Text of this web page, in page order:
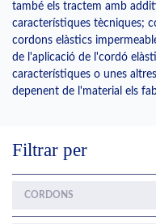
també els tractem amb
característiques tècniques;
cordons elàstics
de l'aplicació de l'cordó
característiques o unes
depenent de l'material els
Filtrar per
CORDONS